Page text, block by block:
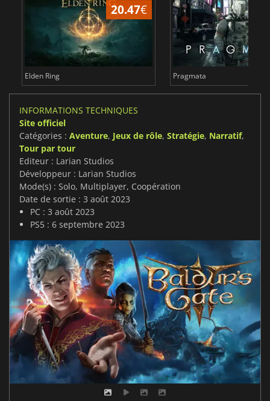
20.47€
Elden Ring Pragmata
INFORMATIONS TECHNIQUES
Site officiel
Catégories : Aventure, Jeux de rôle, Stratégie, Narratif,
Tour par tour
Editeur : Larian Studios
Développeur : Larian Studios
Mode(s) : Solo, Multiplayer, Coopération
Date de sortie : 3 août 2023
PC : 3 août 2023
PS5 : 6 septembre 2023